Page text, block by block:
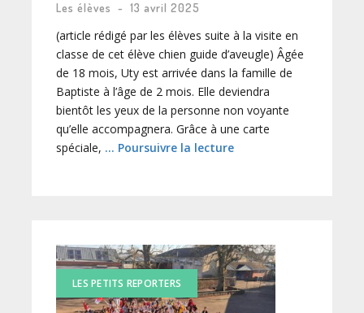
Les élèves - 13 avril 2025
(article rédigé par les élèves suite à la visite en
classe de cet élève chien guide d’aveugle) Âgée
de 18 mois, Uty est arrivée dans la famille de
Baptiste à l’âge de 2 mois. Elle deviendra
bientôt les yeux de la personne non voyante
qu’elle accompagnera. Grâce à une carte
spéciale, … Poursuivre la lecture
LES PETITS REPORTERS